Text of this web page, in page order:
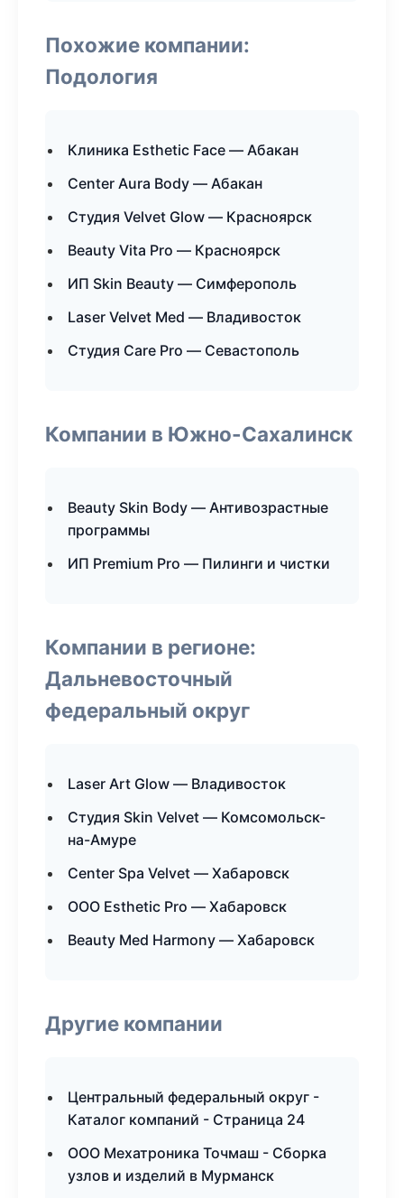
Похожие компании:
Подология
Клиника Esthetic Face — Абакан
Center Aura Body — Абакан
Студия Velvet Glow — Красноярск
Beauty Vita Pro — Красноярск
ИП Skin Beauty — Симферополь
Laser Velvet Med — Владивосток
Студия Care Pro — Севастополь
Компании в Южно-Сахалинск
Beauty Skin Body — Антивозрастные
программы
ИП Premium Pro — Пилинги и чистки
Компании в регионе:
Дальневосточный
федеральный округ
Laser Art Glow — Владивосток
Студия Skin Velvet — Комсомольск-
на-Амуре
Center Spa Velvet — Хабаровск
ООО Esthetic Pro — Хабаровск
Beauty Med Harmony — Хабаровск
Другие компании
Центральный федеральный округ -
Каталог компаний - Страница 24
ООО Мехатроника Точмаш - Сборка
узлов и изделий в Мурманск